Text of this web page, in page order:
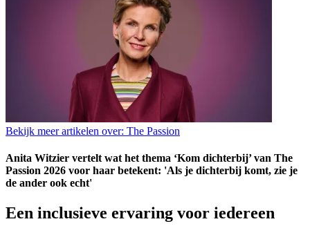
Bekijk meer artikelen over: The Passion
Anita Witzier vertelt wat het thema ‘Kom dichterbij’ van The
Passion 2026 voor haar betekent: 'Als je dichterbij komt, zie je
de ander ook echt'
Een inclusieve ervaring voor iedereen